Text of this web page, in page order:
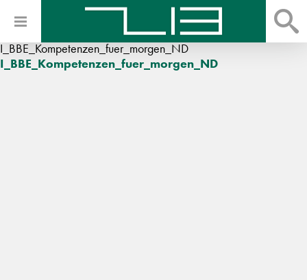
I_BBE_Kompetenzen_fuer_morgen_ND
I_BBE_Kompetenzen_fuer_morgen_ND